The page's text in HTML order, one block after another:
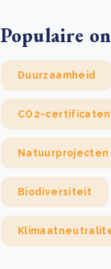
Populaire
Duurzaamheid
CO2-certificaten
Natuurprojecten
Biodiversiteit